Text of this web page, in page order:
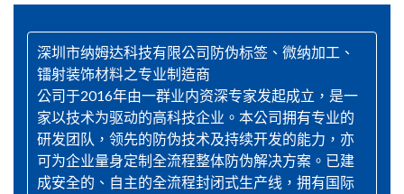
深圳市纳姆达科技有限公司防伪标签、微纳加工、
镭射装饰材料之专业制造商
公司于2016年由一群业内资深专家发起成立，是一
家以技术为驱动的高科技企业。本公司拥有专业的
研发团队，领先的防伪技术及持续开发的能力，亦
可为企业量身定制全流程整体防伪解决方案。已建
成安全的、自主的全流程封闭式生产线，拥有国际